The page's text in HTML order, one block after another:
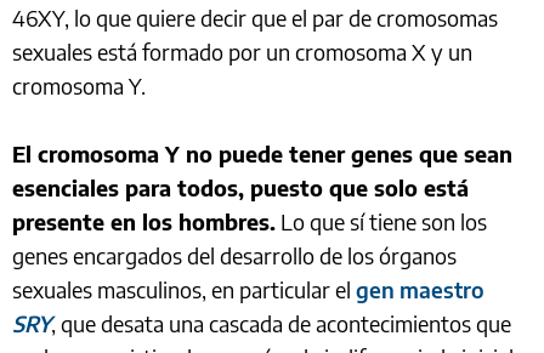
46XY, lo que quiere decir que el par de cromosomas
sexuales está formado por un cromosoma X y un
cromosoma Y.
El cromosoma Y no puede tener genes que sean
esenciales para todos, puesto que solo está
presente en los hombres. Lo que sí tiene son los
genes encargados del desarrollo de los órganos
sexuales masculinos, en particular el gen maestro
SRY, que desata una cascada de acontecimientos que